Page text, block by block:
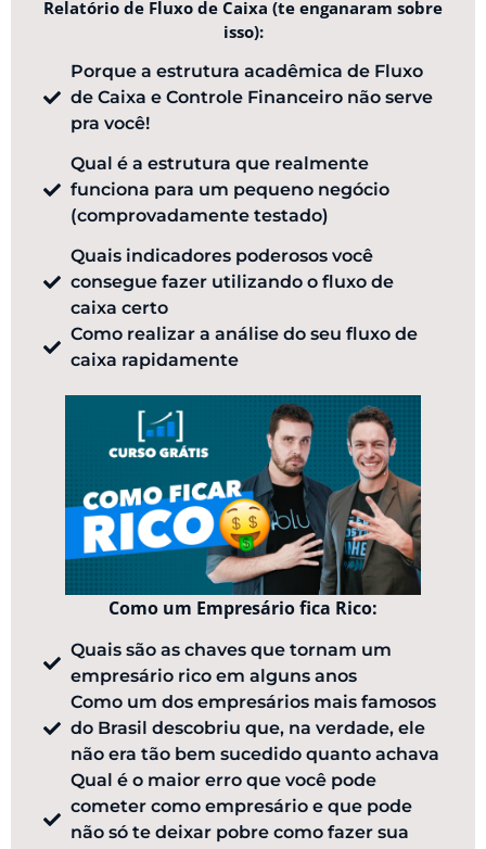
Relatório de Fluxo de Caixa (te enganaram sobre
isso):
Porque a estrutura acadêmica de Fluxo
de Caixa e Controle Financeiro não serve
pra você!
Qual é a estrutura que realmente
funciona para um pequeno negócio
(comprovadamente testado)
Quais indicadores poderosos você
consegue fazer utilizando o fluxo de
caixa certo
Como realizar a análise do seu fluxo de
caixa rapidamente​
Como um Empresário fica Rico:
Quais são as chaves que tornam um
empresário rico em alguns anos
Como um dos empresários mais famosos
do Brasil descobriu que, na verdade, ele
não era tão bem sucedido quanto achava
Qual é o maior erro que você pode
cometer como empresário e que pode
não só te deixar pobre como fazer sua